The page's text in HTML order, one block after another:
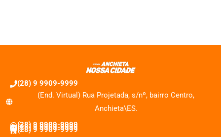
(28) 9 9909-9999
(End. Virtual) Rua Projetada, s/nº, bairro Centro,
Anchieta\ES.
(28) 9 9909-9999
(28) 9 9909-9999
(28) 9 9909-9999